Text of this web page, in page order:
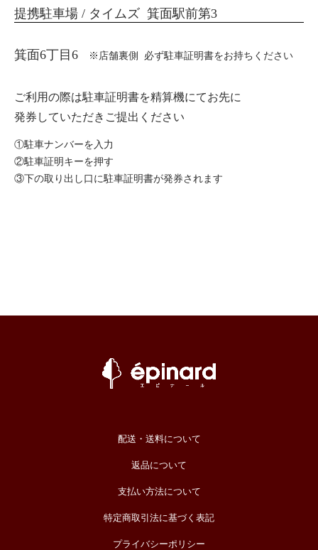
提携駐車場 / タイムズ 箕面駅前第3
箕面6丁目6 ※店舗裏側 必ず駐車証明書をお持ちください
ご利用の際は駐車証明書を精算機にてお先に
発券していただきご提出ください
①駐車ナンバーを入力
②駐車証明キーを押す
③下の取り出し口に駐車証明書が発券されます
配送・送料について
返品について
支払い方法について
特定商取引法に基づく表記
プライバシーポリシー